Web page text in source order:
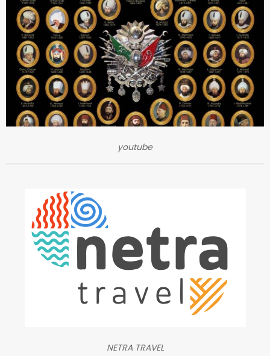
youtube
NETRA TRAVEL